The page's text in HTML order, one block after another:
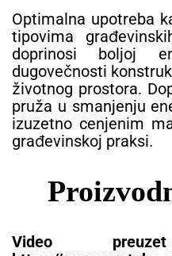
Optimalna upotreba
tipovima
doprinosi boljoj
dugovečnosti
životnog prostora.
pruža u smanjenju
izuzetno cenjenim
građevinskoj praksi.
Video